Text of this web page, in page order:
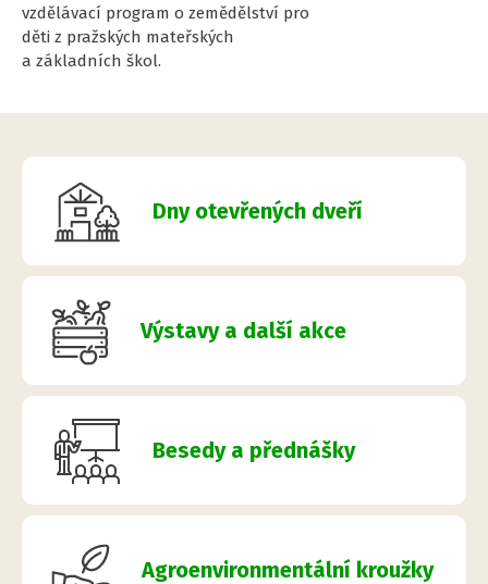
vzdělávací program o zemědělství pro
děti z pražských mateřských
a základních škol.
Dny otevřených dveří
Výstavy a další akce
Besedy a přednášky
Agroenvironmentální kroužky